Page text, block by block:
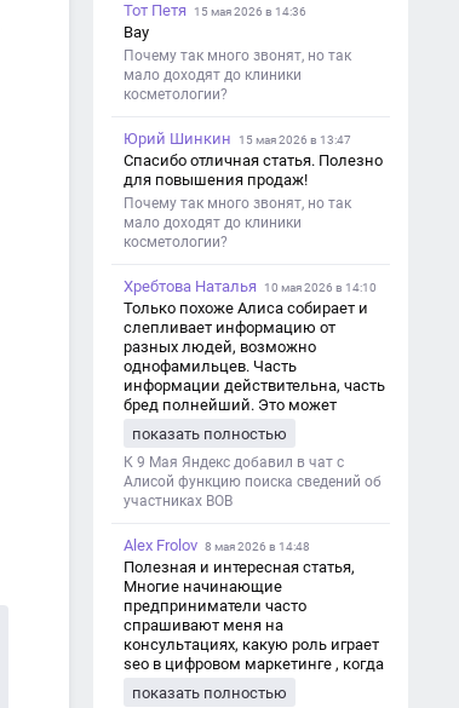
Тот Петя 15 мая 2026 в 14:36
Вау
Почему так много звонят, но так
мало доходят до клиники
косметологии?
Юрий Шинкин 15 мая 2026 в 13:47
Спасибо отличная статья. Полезно
для повышения продаж!
Почему так много звонят, но так
мало доходят до клиники
косметологии?
Хребтова Наталья 10 мая 2026 в 14:10
Только похоже Алиса собирает и
слепливает информацию от
разных людей, возможно
однофамильцев. Часть
информации действительна, часть
бред полнейший. Это может
дезинформации
показать полностью
К 9 Мая Яндекс добавил в чат с
Алисой функцию поиска сведений об
участниках ВОВ
Alex Frolov 8 мая 2026 в 14:48
Полезная и интересная статья,
Многие начинающие
предприниматели часто
спрашивают меня на
консультациях, какую роль играет
seo в цифровом маркетинге , когда
обсуждаем их проект:
показать полностью